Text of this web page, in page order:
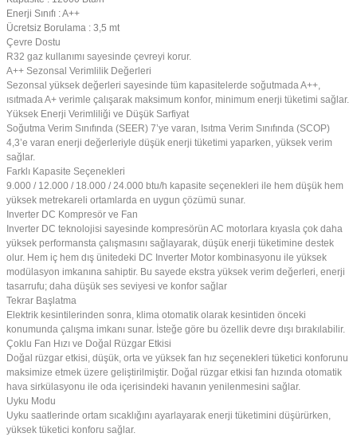
Enerji Sınıfı : A++
Ücretsiz Borulama : 3,5 mt
Çevre Dostu
R32 gaz kullanımı sayesinde çevreyi korur.
A++ Sezonsal Verimlilik Değerleri
Sezonsal yüksek değerleri sayesinde tüm kapasitelerde soğutmada A++,
ısıtmada A+ verimle çalışarak maksimum konfor, minimum enerji tüketimi sağlar.
Yüksek Enerji Verimliliği ve Düşük Sarfiyat
Soğutma Verim Sınıfında (SEER) 7’ye varan, Isıtma Verim Sınıfında (SCOP)
4,3’e varan enerji değerleriyle düşük enerji tüketimi yaparken, yüksek verim
sağlar.
Farklı Kapasite Seçenekleri
9.000 / 12.000 / 18.000 / 24.000 btu/h kapasite seçenekleri ile hem düşük hem
yüksek metrekareli ortamlarda en uygun çözümü sunar.
Inverter DC Kompresör ve Fan
Inverter DC teknolojisi sayesinde kompresörün AC motorlara kıyasla çok daha
yüksek performansta çalışmasını sağlayarak, düşük enerji tüketimine destek
olur. Hem iç hem dış ünitedeki DC Inverter Motor kombinasyonu ile yüksek
modülasyon imkanına sahiptir. Bu sayede ekstra yüksek verim değerleri, enerji
tasarrufu; daha düşük ses seviyesi ve konfor sağlar
Tekrar Başlatma
Elektrik kesintilerinden sonra, klima otomatik olarak kesintiden önceki
konumunda çalışma imkanı sunar. İsteğe göre bu özellik devre dışı bırakılabilir.
Çoklu Fan Hızı ve Doğal Rüzgar Etkisi
Doğal rüzgar etkisi, düşük, orta ve yüksek fan hız seçenekleri tüketici konforunu
maksimize etmek üzere geliştirilmiştir. Doğal rüzgar etkisi fan hızında otomatik
hava sirkülasyonu ile oda içerisindeki havanın yenilenmesini sağlar.
Uyku Modu
Uyku saatlerinde ortam sıcaklığını ayarlayarak enerji tüketimini düşürürken,
yüksek tüketici konforu sağlar.